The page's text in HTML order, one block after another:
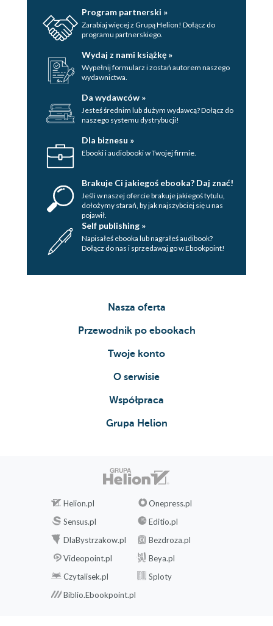
Program partnerski »
Zarabiaj więcej z Grupą Helion! Dołącz do
programu partnerskiego.
Wydaj z nami książkę »
Wypełnij formularz i zostań autorem naszego
wydawnictwa.
Da wydawców »
Jesteś średnim lub dużym wydawcą? Dołącz do
naszego systemu dystrybucji!
Dla biznesu »
Ebooki i audiobooki w Twojej firmie.
Brakuje Ci jakiegoś ebooka? Daj znać!
Jeśli w naszej ofercie brakuje jakiegoś tytulu,
dołożymy starań, by jak najszybciej się u nas
pojawił.
Self publishing »
Napisałeś ebooka lub nagrałeś audibook?
Dołącz do nas i sprzedawaj go w Ebookpoint!
Nasza oferta
Przewodnik po ebookach
Twoje konto
O serwisie
Współpraca
Grupa Helion
Helion.pl
Onepress.pl
Sensus.pl
Editio.pl
DlaBystrzakow.pl
Bezdroza.pl
Videopoint.pl
Beya.pl
Czytalisek.pl
Sploty
Biblio.Ebookpoint.pl